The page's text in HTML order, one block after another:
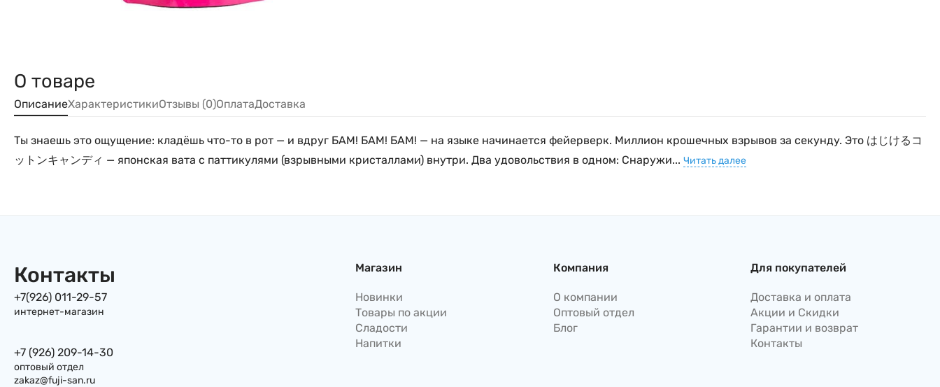
О товаре
ОписаниеХарактеристикиОтзывы (0)ОплатаДоставка
Ты знаешь это ощущение: кладёшь что-то в рот — и вдруг БАМ! БАМ! БАМ! — на языке начинается фейерверк. Миллион крошечных взрывов за секунду. Это はじけるコ
ットンキャンディ — японская вата с паттикулями (взрывными кристаллами) внутри. Два удовольствия в одном: Снаружи... Читать далее
Контакты
+7(926) 011-29-57
интернет-магазин
+7 (926) 209-14-30
оптовый отдел
zakaz@fuji-san.ru
Магазин
Новинки
Товары по акции
Сладости
Напитки
Компания
О компании
Оптовый отдел
Блог
Для покупателей
Доставка и оплата
Акции и Скидки
Гарантии и возврат
Контакты